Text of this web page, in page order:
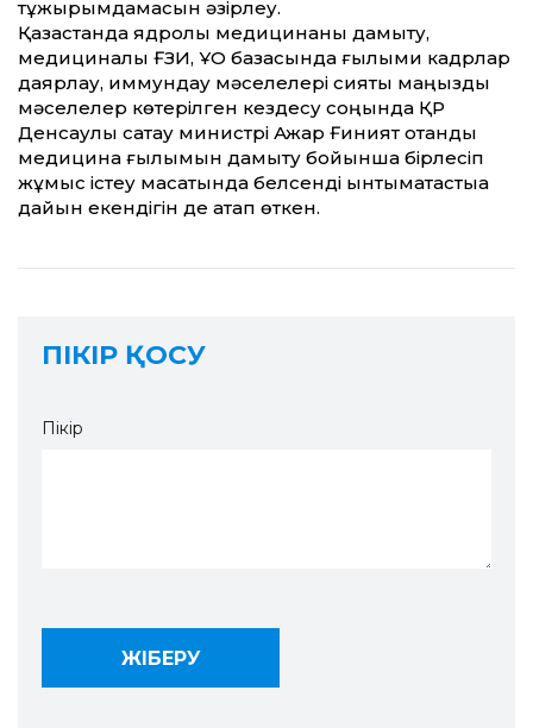
тұжырымдамасын әзірлеу.
Қазақстанда ядролық медицинаны дамыту,
медициналық ҒЗИ, ҰО базасында ғылыми кадрлар
даярлау, иммундау мәселелері сияқты маңызды
мәселелер көтерілген кездесу соңында ҚР
Денсаулық сақтау министрі Ажар Ғиният отандық
медицина ғылымын дамыту бойынша бірлесіп
жұмыс істеу мақсатында белсенді ынтымақтастыққа
дайын екендігін де атап өткен.
ПІКІР ҚОСУ
Пікір